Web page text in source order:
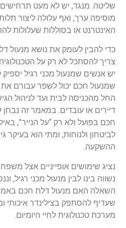
שליטה. מנגד, יש לא מעט
מוסיפה ערך, ואף עלולה ליצור
האינטרנט או בסוללות שעלולות
כדי להבין לעומק את נושא מנעול
צריך להסתכל לא רק על
יש אנשים שמנעול מכני רגיל
שמנעול חכם יכול לשפר עבורם את
החל מהכניסה לבית ועד לניהול
דיירים או עובדים. במאמר זה
חכם בפועל ולא רק “על הנייר”,
לביטחון ולנוחות, ומתי הוא
ההשקעה.
נציג שימושים אופייניים אצל
נשווה בינו לבין מנעול מכני רגיל,
השאלה האם מנעול דלת חכם
שעדיף להסתפק בצילינדר איכותי
מערכת טכנולוגית לחיי היומיום.